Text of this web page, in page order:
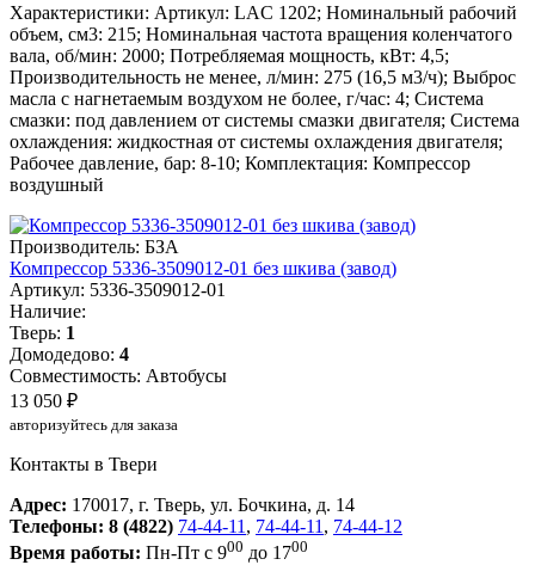
Характеристики: Артикул: LAC 1202; Номинальный рабочий
объем, см3: 215; Номинальная частота вращения коленчатого
вала, об/мин: 2000; Потребляемая мощность, кВт: 4,5;
Производительность не менее, л/мин: 275 (16,5 м3/ч); Выброс
масла с нагнетаемым воздухом не более, г/час: 4; Система
смазки: под давлением от системы смазки двигателя; Система
охлаждения: жидкостная от системы охлаждения двигателя;
Рабочее давление, бар: 8-10; Комплектация: Компрессор
воздушный
Производитель: БЗА
Компрессор 5336-3509012-01 без шкива (завод)
Артикул: 5336-3509012-01
Наличие:
Тверь: 1
Домодедово: 4
Совместимость: Автобусы
13 050 ₽
авторизуйтесь для заказа
Контакты в Твери
Адрес: 170017, г. Тверь, ул. Бочкина, д. 14
Телефоны: 8 (4822) 74-44-11 , 74-44-11 , 74-44-12
Время работы: Пн-Пт с 900 до 1700